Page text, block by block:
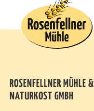
ROSENFELLNER MÜHLE &
NATURKOST GMBH